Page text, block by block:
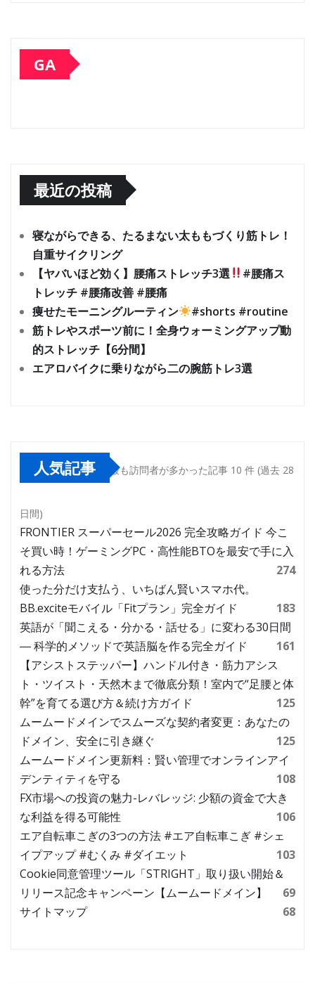
GA
最近の投稿
寝ながらできる、たるまない太ももづくり筋トレ！
自重サイクリング
【ヤバいほど効く】腰痛ストレッチ3選
#腰痛ス
トレッチ #腰痛改善 #腰痛
痩せたモーニングルーティン
#shorts #routine
筋トレやスポーツ前に！全身ウォーミングアップ動
的ストレッチ【6分間】
エアロバイクに乗りながら二の腕筋トレ3選
人気記事 最も訪問者が多かった記事 10 件 (過去 28
日間)
FRONTIER スーパーセール2026 完全攻略ガイド 今こ
そ買い時！ゲーミングPC・高性能BTOを最安で手に入
れる方法
274
使った分だけ支払う、いちばん賢いスマホ代。
BB.exciteモバイル「Fitプラン」完全ガイド
183
英語が「聞こえる・分かる・話せる」に変わる30日間
― 科学的メソッドで英語脳を作る完全ガイド
161
【アシストステッパー】ハンドル付き・筋力アシス
ト・ツイスト・天然木まで徹底分類！室内で“足腰と体
幹”を育てる選び方＆続け方ガイド
125
ムームードメインでスムーズな契約者変更：あなたの
ドメイン、安全に引き継ぐ
125
ムームードメイン更新料：賢い管理でオンラインアイ
デンティティを守る
108
FX市場への投資の魅力-レバレッジ: 少額の資金で大き
な利益を得る可能性
106
エア自転車こぎの3つの方法 #エア自転車こぎ #シェ
イプアップ #むくみ #ダイエット
103
Cookie同意管理ツール「STRIGHT」取り扱い開始＆
リリース記念キャンペーン【ムームードメイン】
69
サイトマップ
68